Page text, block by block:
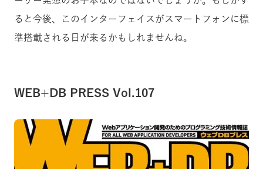
ると今後、このインターフェイスがスマートフォンに標
準搭載される日が来るかもしれませんね。
WEB+DB PRESS Vol.107